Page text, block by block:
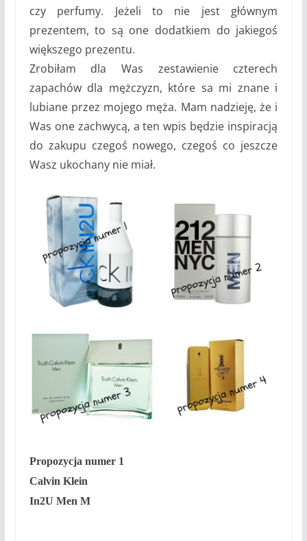
czy perfumy. Jeżeli to nie jest głównym
prezentem, to są one dodatkiem do jakiegoś
większego prezentu.
Zrobiłam dla Was zestawienie czterech
zapachów dla mężczyzn, które sa mi znane i
lubiane przez mojego męża. Mam nadzieję, że i
Was one zachwycą, a ten wpis będzie inspiracją
do zakupu czegoś nowego, czegoś co jeszcze
Wasz ukochany nie miał.
Propozycja numer 1
Calvin Klein
In2U Men M